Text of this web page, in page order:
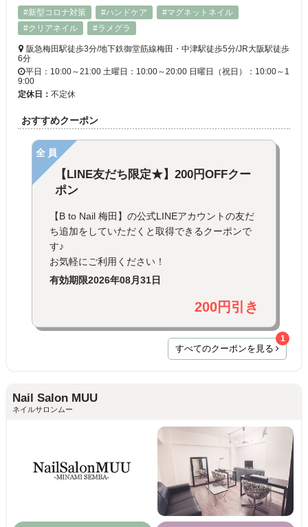
#新型コロナ対策
#ハンドケア
#マグネットネイル
#クリアネイル
#ラメグラ
阪急梅田駅徒歩3分/地下鉄御堂筋線梅田・中津駅徒歩5分/JR大阪駅徒歩
6分
平日：10:00～21:00 土曜日：10:00～20:00 日曜日（祝日）：10:00～1
9:00
定休日： 不定休
おすすめクーポン
全員
【LINE友だち限定★】200円OFFクー
ポン
【B to Nail 梅田】の公式LINEアカウントの友だ
ち追加をしていただくと取得できるクーポンで
す♪
お気軽にご利用ください！
有効期限2026年08月31日
200円引き
すべてのクーポンを見る
1
Nail Salon MUU
ネイルサロンムー